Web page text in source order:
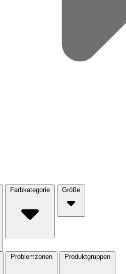
Farbkategorie Größe
Problemzonen Produktgruppen